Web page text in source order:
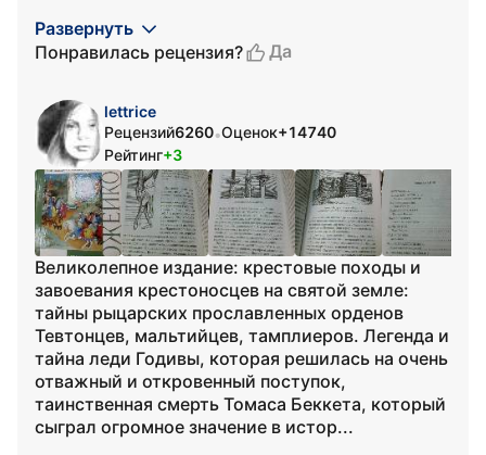
Развернуть
Понравилась рецензия?
Да
lettrice
Рецензий6260•Оценок+14740
Рейтинг+3
Великолепное издание: крестовые походы и
завоевания крестоносцев на святой земле:
тайны рыцарских прославленных орденов
Тевтонцев, мальтийцев, тамплиеров. Легенда и
тайна леди Годивы, которая решилась на очень
отважный и откровенный поступок,
таинственная смерть Томаса Беккета, который
сыграл огромное значение в истор...